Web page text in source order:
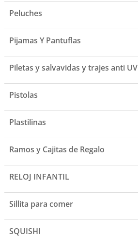
Peluches
Pijamas Y Pantuflas
Piletas y salvavidas y trajes anti UV
Pistolas
Plastilinas
Ramos y Cajitas de Regalo
RELOJ INFANTIL
Sillita para comer
SQUISHI